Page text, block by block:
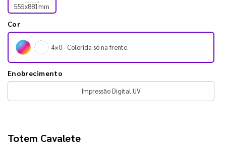
555x881mm
Cor
4×0 - Colorida só na frente.
Enobrecimento
Impressão Digital UV
Totem Cavalete